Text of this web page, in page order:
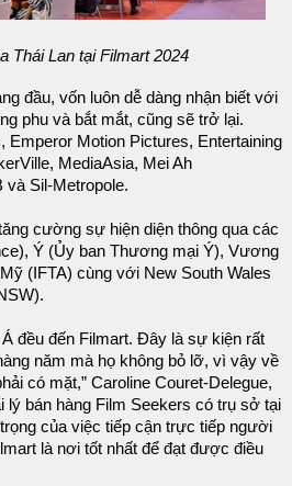
Thái Lan tại Filmart 2024
đầu, vốn luôn dễ dàng nhận biết với
phu và bắt mắt, cũng sẽ trở lại.
Emperor Motion Pictures, Entertaining
MediaAsia, Mei Ah
và Sil-Metropole.
cường sự hiện diện thông qua các
Ý (Ủy ban Thương mại Ý), Vương
(IFTA) cùng với New South Wales
đều đến Filmart. Đây là sự kiện rất
năm mà họ không bỏ lỡ, vì vậy về
có mặt,” Caroline Couret-Delegue,
lý bán hàng Film Seekers có trụ sở tại
của việc tiếp cận trực tiếp người
là nơi tốt nhất để đạt được điều